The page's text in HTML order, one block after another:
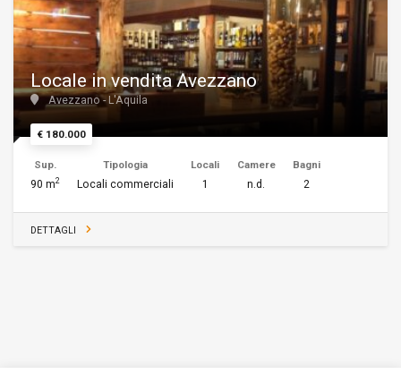
Locale in vendita Avezzano
Avezzano - L'Aquila
€ 180.000
Sup.
90 m2
Tipologia
Locali commerciali
Locali
1
Camere
n.d.
Bagni
2
DETTAGLI